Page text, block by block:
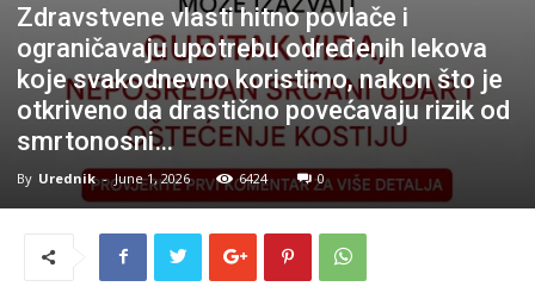
Zdravstvene vlasti hitno povlače i
ograničavaju upotrebu određenih lekova
koje svakodnevno koristimo, nakon što je
otkriveno da drastično povećavaju rizik od
smrtonosni…
By Urednik - June 1, 2026 6424 0